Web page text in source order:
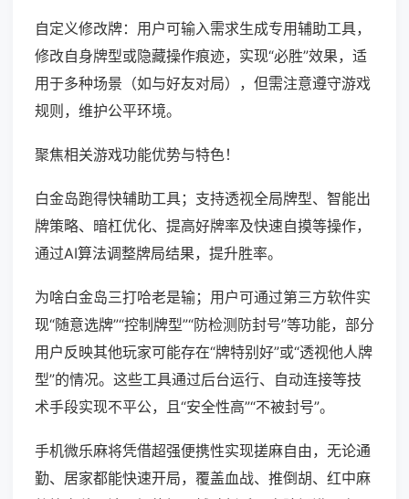
自定义修改牌：用户可输入需求生成专用辅助工具，
修改自身牌型或隐藏操作痕迹，实现“必胜”效果，适
用于多种场景（如与好友对局），但需注意遵守游戏
规则，维护公平环境。
聚焦相关游戏功能优势与特色！
白金岛跑得快辅助工具；支持透视全局牌型、智能出
牌策略、暗杠优化、提高好牌率及快速自摸等操作，
通过AI算法调整牌局结果，提升胜率。
为啥白金岛三打哈老是输；用户可通过第三方软件实
现“随意选牌”“控制牌型”“防检测防封号”等功能，部分
用户反映其他玩家可能存在“牌特别好”或“透视他人牌
型”的情况。这些工具通过后台运行、自动连接等技
术手段实现不平公，且“安全性高”“不被封号”。
手机微乐麻将凭借超强便携性实现搓麻自由，无论通
勤、居家都能快速开局，覆盖血战、推倒胡、红中麻